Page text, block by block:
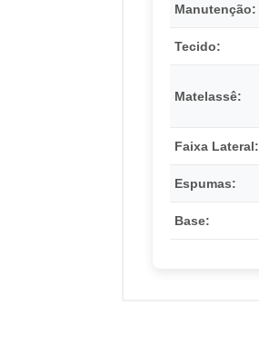
Manutenção:
Tecido:
Matelassê:
Faixa Lateral:
Espumas:
Base: